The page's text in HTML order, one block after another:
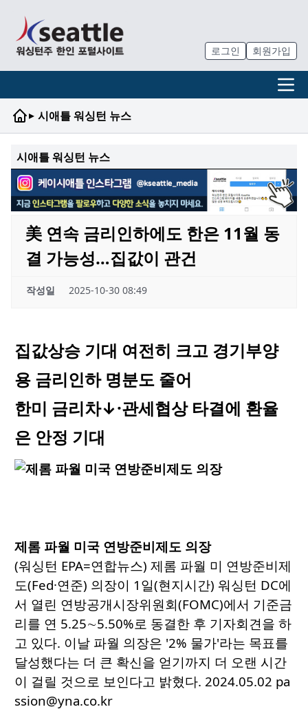
로그인 회원가입
▸ 시애틀 워싱턴 뉴스
시애틀 워싱턴 뉴스
美 연속 금리인하에도 한은 11월 동
결 가능성…집값이 관건
작성일 2025-10-30 08:49
집값상승 기대 여전히 크고 경기부양
용 금리인하 명분도 줄어
한미 금리차↓·관세협상 타결에 환율
은 안정 기대
제롬 파월 미국 연방준비제도 의장
(워싱턴 EPA=연합뉴스) 제롬 파월 미 연방준비제
도(Fed·연준) 의장이 1일(현지시간) 워싱턴 DC에
서 열린 연방공개시장위원회(FOMC)에서 기준금
리를 연 5.25∼5.50%로 동결한 후 기자회견을 하
고 있다. 이날 파월 의장은 '2% 물가'라는 목표를
달성했다는 더 큰 확신을 얻기까지 더 오랜 시간
이 걸릴 것으로 보인다고 밝혔다. 2024.05.02 pa
ssion@yna.co.kr